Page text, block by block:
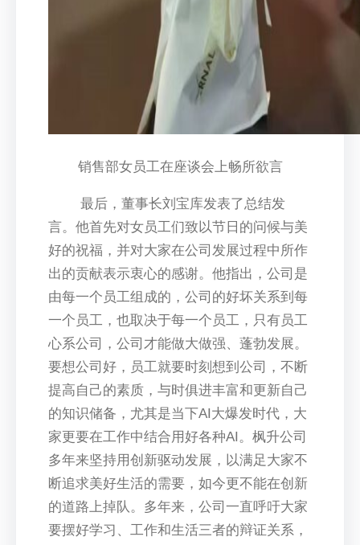
销售部女员工在座谈会上畅所欲言
最后，董事长刘宝库发表了总结发
言。他首先对女员工们致以节日的问候与美
好的祝福，并对大家在公司发展过程中所作
出的贡献表示衷心的感谢。他指出，公司是
由每一个员工组成的，公司的好坏关系到每
一个员工，也取决于每一个员工，只有员工
心系公司，公司才能做大做强、蓬勃发展。
要想公司好，员工就要时刻想到公司，不断
提高自己的素质，与时俱进丰富和更新自己
的知识储备，尤其是当下AI大爆发时代，大
家更要在工作中结合用好各种AI。枫升公司
多年来坚持用创新驱动发展，以满足大家不
断追求美好生活的需要，如今更不能在创新
的道路上掉队。多年来，公司一直呼吁大家
要摆好学习、工作和生活三者的辩证关系，